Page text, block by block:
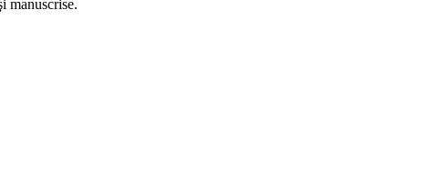
manuscrise.